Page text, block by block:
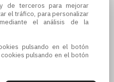
de terceros para mejorar
el tráfico, para personalizar
el análisis de la
pulsando en el botón
pulsando en el botón